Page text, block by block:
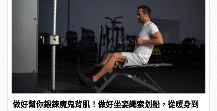
做好幫你鍛鍊魔鬼背肌！做好坐姿繩索划船，從暖身到